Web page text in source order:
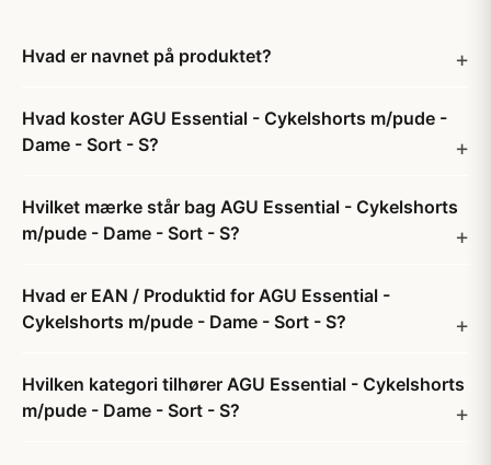
Hvad er navnet på produktet?
Hvad koster AGU Essential - Cykelshorts m/pude -
Dame - Sort - S?
Hvilket mærke står bag AGU Essential - Cykelshorts
m/pude - Dame - Sort - S?
Hvad er EAN / Produktid for AGU Essential -
Cykelshorts m/pude - Dame - Sort - S?
Hvilken kategori tilhører AGU Essential - Cykelshorts
m/pude - Dame - Sort - S?